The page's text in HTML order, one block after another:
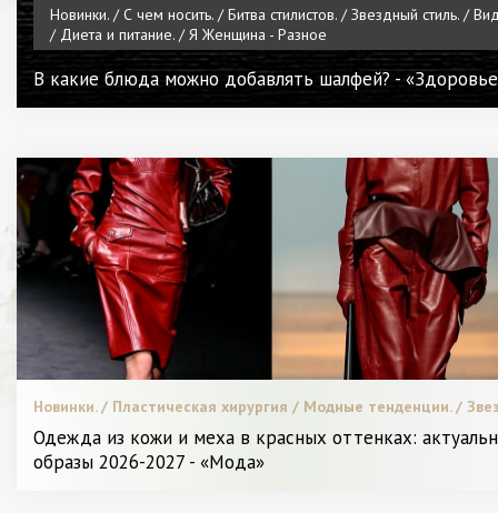
Новинки. / С чем носить. / Битва стилистов. / Звездный стиль. /
/ Диета и питание. / Я Женщина - Разное
В какие блюда можно добавлять шалфей? -
Новинки. / Пластическая хирургия / Модные тенденции. /
стиль. / Видео. / Диета и питание. / Я Женщина - Разное
Одежда из кожи и меха в красных оттенках:
образы 2026-2027 - «Мода»